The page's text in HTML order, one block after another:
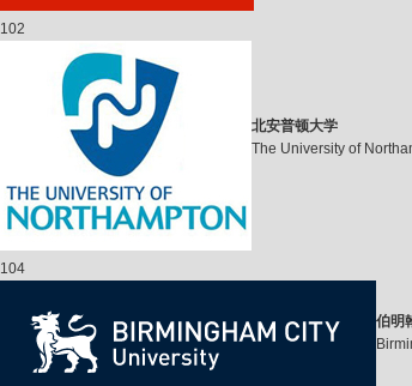
102
北安普顿大学
The University of
104
伯明